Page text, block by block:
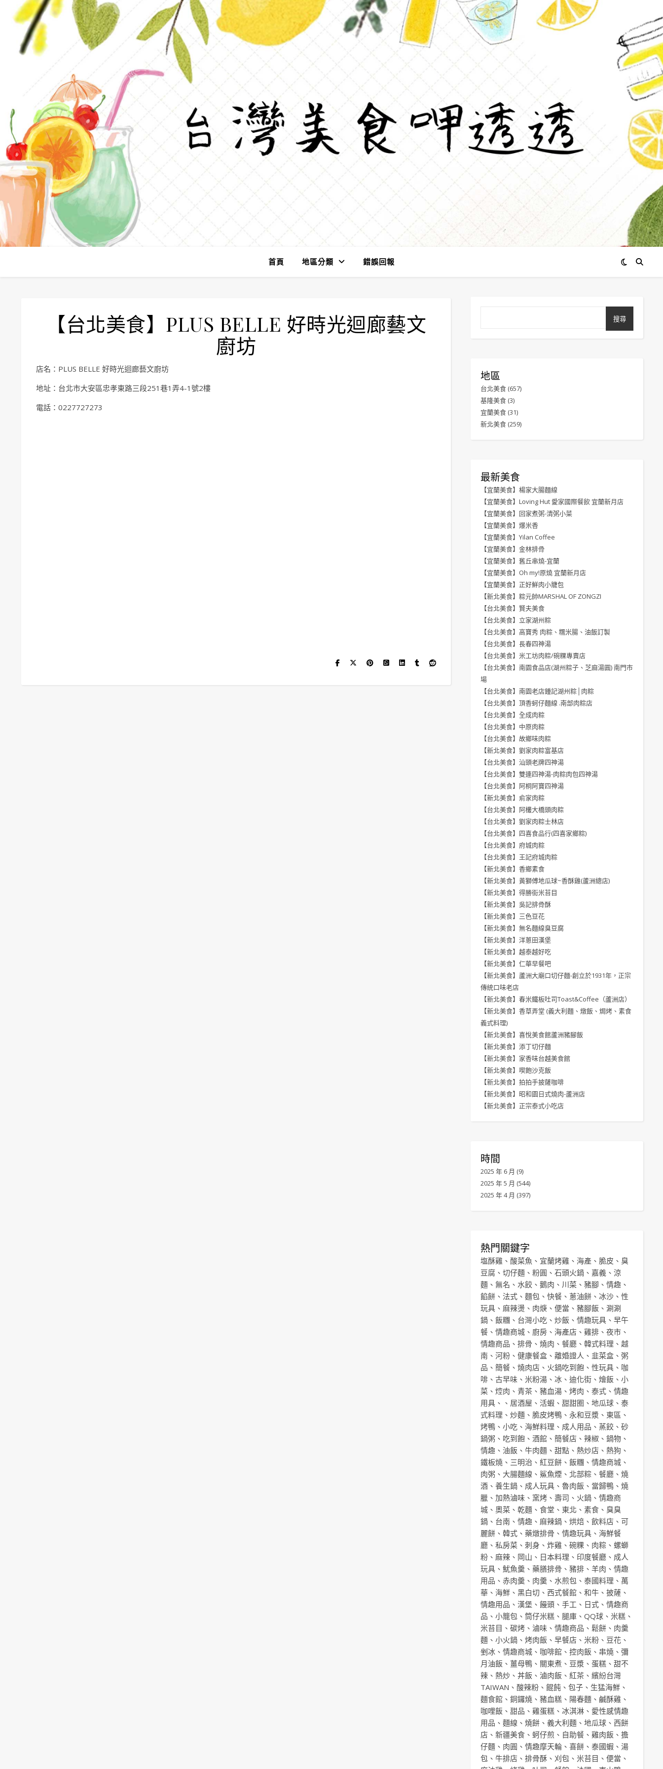
首頁 地區分類 錯誤回報
【台北美食】PLUS BELLE 好時光迴廊藝文
廚坊
店名：PLUS BELLE 好時光迴廊藝文廚坊
地址：台北市大安區忠孝東路三段251巷1弄4-1號2樓
電話：0227727273
搜尋
地區
台北美食 (657)
基隆美食 (3)
宜蘭美食 (31)
新北美食 (259)
最新美食
【宜蘭美食】楊家大腸麵線
【宜蘭美食】Loving Hut 愛家國際餐飲 宜蘭新月店
【宜蘭美食】回家煮粥-清粥小菜
【宜蘭美食】爆米香
【宜蘭美食】Yilan Coffee
【宜蘭美食】金林排骨
【宜蘭美食】舊丘串燒-宜蘭
【宜蘭美食】Oh my!原燒 宜蘭新月店
【宜蘭美食】正好鮮肉小籠包
【新北美食】粽元帥MARSHAL OF ZONGZI
【台北美食】賢夫美食
【台北美食】立家湖州粽
【台北美食】高寶秀 肉粽、糯米腸、油飯訂製
【台北美食】長春四神湯
【台北美食】米工坊肉粽/碗粿專賣店
【台北美食】南園食品店(湖州粽子、芝麻湯圓) 南門市
場
【台北美食】南園老店鍾記湖州粽│肉粽
【台北美食】頂香蚵仔麵線 .南部肉粽店
【台北美食】全成肉粽
【台北美食】中原肉粽
【台北美食】故鄉味肉粽
【新北美食】劉家肉粽富基店
【台北美食】汕頭老牌四神湯
【台北美食】雙連四神湯-肉粽肉包四神湯
【台北美食】阿桐阿寶四神湯
【新北美食】俞家肉粽
【台北美食】阿欉大橋頭肉粽
【台北美食】劉家肉粽士林店
【台北美食】四喜食品行(四喜家鄉粽)
【台北美食】府城肉粽
【台北美食】王記府城肉粽
【新北美食】香鄉素食
【新北美食】黃獅傅地瓜球~香酥雞(蘆洲總店)
【新北美食】得勝街米苔目
【新北美食】吳記排骨酥
【新北美食】三色豆花
【新北美食】無名麵線臭豆腐
【新北美食】洋蔥田漢堡
【新北美食】越泰越好吃
【新北美食】仁華早餐吧
【新北美食】蘆洲大廟口切仔麵-創立於1931年，正宗
傳統口味老店
【新北美食】春米鐵板吐司Toast&Coffee（蘆洲店）
【新北美食】香草弄堂 (義大利麵、燉飯、焗烤、素食
義式料理)
【新北美食】喜悅美食館蘆洲豬腳飯
【新北美食】添丁切仔麵
【新北美食】家香味台越美食館
【新北美食】喫飽沙克飯
【新北美食】拍拍手披薩咖啡
【新北美食】昭和園日式燒肉-蘆洲店
【新北美食】正宗泰式小吃店
時間
2025 年 6 月 (9)
2025 年 5 月 (544)
2025 年 4 月 (397)
熱門關鍵字
塩酥雞 、 酸菜魚 、 宜蘭烤雞 、 海產 、 脆皮 、 臭
豆腐 、 切仔麵 、 粉圓 、 石頭火鍋 、 嘉義 、 涼
麵 、 無名 、 水餃 、 鵝肉 、 川菜 、 豬腳 、 情趣 、
餡餅 、 法式 、 麵包 、 快餐 、 蔥油餅 、 冰沙 、 性
玩具 、 麻辣燙 、 肉焿 、 便當 、 豬腳飯 、 涮涮
鍋 、 飯糰 、 台灣小吃 、 炒飯 、 情趣玩具 、 早午
餐 、 情趣商城 、 廚房 、 海產店 、 雞排 、 夜市 、
情趣商品 、 排骨 、 燒肉 、 餐廳 、 韓式料理 、 越
南 、 河粉 、 健康餐盒 、 離婚證人 、 韭菜盒 、 粥
品 、 簡餐 、 燒肉店 、 火鍋吃到飽 、 性玩具 、 咖
啡 、 古早味 、 米粉湯 、 冰 、 迪化街 、 燴飯 、 小
菜 、 焢肉 、 青茶 、 豬血湯 、 烤肉 、 泰式 、 情趣
用具 、、 居酒屋 、 活蝦 、 甜甜圈 、 地瓜球 、 泰
式料理 、 炒麵 、 脆皮烤鴨 、 永和豆漿 、 東區 、
烤鴨 、 小吃 、 海鮮料理 、 成人用品 、 蒸餃 、 砂
鍋粥 、 吃到飽 、 酒館 、 簡餐店 、 辣椒 、 鍋物 、
情趣 、 油飯 、 牛肉麵 、 甜點 、 熱炒店 、 熱狗 、
鐵板燒 、 三明治 、 紅豆餅 、 飯糰 、 情趣商城 、
肉粥 、 大腸麵線 、 鯊魚煙 、 北部粽 、 餐廳 、 燒
酒 、 養生鍋 、 成人玩具 、 魯肉飯 、 當歸鴨 、 燒
臘 、 加熱滷味 、 窯烤 、 壽司 、 火鍋 、 情趣商
城 、 奧菜 、 乾麵 、 食堂 、 東北 、 素食 、 臭臭
鍋 、 台南 、 情趣 、 麻辣鍋 、 烘焙 、 飲料店 、 可
麗餅 、 韓式 、 藥燉排骨 、 情趣玩具 、 海鮮餐
廳 、 私房菜 、 刺身 、 炸雞 、 碗粿 、 肉粽 、 螺螄
粉 、 麻辣 、 岡山 、 日本料理 、 印度餐廳 、 成人
玩具 、 魷魚羹 、 藥膳排骨 、 豬排 、 羊肉 、 情趣
用品 、 赤肉羹 、 肉羹 、 水煎包 、 泰國料理 、 萬
華 、 海鮮 、 黑白切 、 西式餐館 、 和牛 、 披薩 、
情趣用品 、 漢堡 、 饅頭 、 手工 、 日式 、 情趣商
品 、 小籠包 、 筒仔米糕 、 腿庫 、 QQ球 、 米糕 、
米苔目 、 碳烤 、 滷味 、 情趣商品 、 鬆餅 、 肉羹
麵 、 小火鍋 、 烤肉飯 、 早餐店 、 米粉 、 豆花 、
剉冰 、 情趣商城 、 咖啡館 、 控肉飯 、 串燒 、 彌
月油飯 、 薑母鴨 、 關東煮 、 豆漿 、 蛋糕 、 甜不
辣 、 熱炒 、 丼飯 、 滷肉飯 、 紅茶 、 繽紛台灣
TAIWAN 、 酸辣粉 、 餛飩 、 包子 、 生猛海鮮 、
麵食館 、 銅鑼燒 、 豬血糕 、 陽春麵 、 鹹酥雞 、
咖哩飯 、 甜品 、 雞蛋糕 、 冰淇淋 、 愛性感情趣
用品 、 麵線 、 燒餅 、 義大利麵 、 地瓜球 、 西餅
店 、 新疆美食 、 蚵仔煎 、 自助餐 、 雞肉飯 、 擔
仔麵 、 肉圓 、 情趣摩天輪 、 喜餅 、 泰國蝦 、 湯
包 、 牛排店 、 排骨酥 、 刈包 、 米苔目 、 便當 、